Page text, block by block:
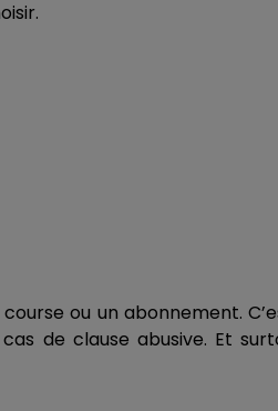
ou un abonnement.
de clause abusive. Et